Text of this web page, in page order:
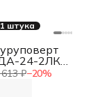
штука
₽−20%
24-2ЛК